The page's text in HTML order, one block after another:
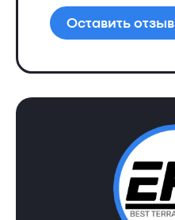
Оставить отзыв